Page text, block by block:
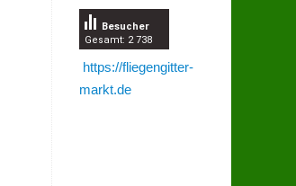
Gesamt: 2 738
Besucher
https://fliegengitter-
markt.de